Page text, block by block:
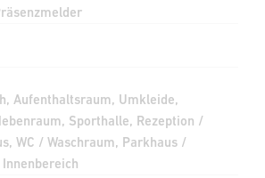
Aufenthaltsraum, Umkleide,
Sporthalle, Rezeption /
WC / Waschraum, Parkhaus /